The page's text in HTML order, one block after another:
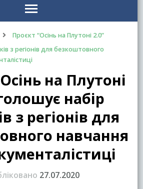
Проєкт “Осінь на Плутоні 2.0”
з регіонів для безкоштовного
на Плутоні
набір
з регіонів для
навчання
27.07.2020